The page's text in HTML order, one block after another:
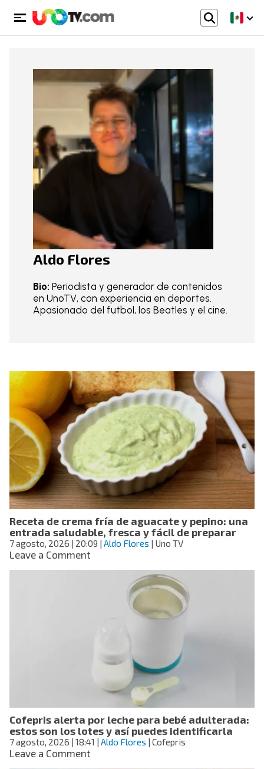
Aldo Flores
Bio: Periodista y generador de contenidos
en UnoTV, con experiencia en deportes.
Apasionado del futbol, los Beatles y el cine.
Receta de crema fría de aguacate y pepino: una
entrada saludable, fresca y fácil de preparar
7 agosto, 2026 | 20:09 | Aldo Flores | Uno TV
Leave a Commenton
saludable,
fresca
y
fácil
de
preparar
Cofepris alerta por leche para bebé adulterada:
estos son los lotes y así puedes identificarla
7 agosto, 2026 | 18:41 | Aldo Flores | Cofepris
Leave a Commenton